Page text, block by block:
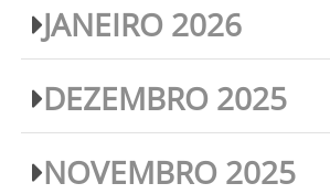
JANEIRO 2026
DEZEMBRO 2025
NOVEMBRO 2025